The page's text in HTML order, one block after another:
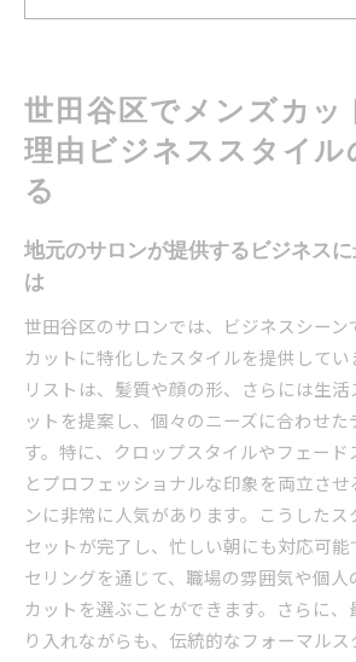
メンズカットにおける個性と
ルさの調和
のポイント
を手に入れる
清潔感を高めるための基本的
ク
洗練された印象を与えるスタ
ビジネスシーンで好印象を与
要性
清潔感を維持するためのヘア
初対面での印象を左右するメ
方
プロフェッショナルさを引き
世田谷区でメンズカッ
理由ビジネススタイル
る
地元のサロンが提供するビジネス
は
世田谷区のサロンでは、ビジネスシー
カットに特化したスタイルを提供してい
リストは、髪質や顔の形、さらには生
ットを提案し、個々のニーズに合わせ
す。特に、クロップスタイルやフェー
とプロフェッショナルな印象を両立さ
ンに非常に人気があります。こうした
セットが完了し、忙しい朝にも対応可能
セリングを通じて、職場の雰囲気や個人
カットを選ぶことができます。さらに
り入れながらも、伝統的なフォーマルス